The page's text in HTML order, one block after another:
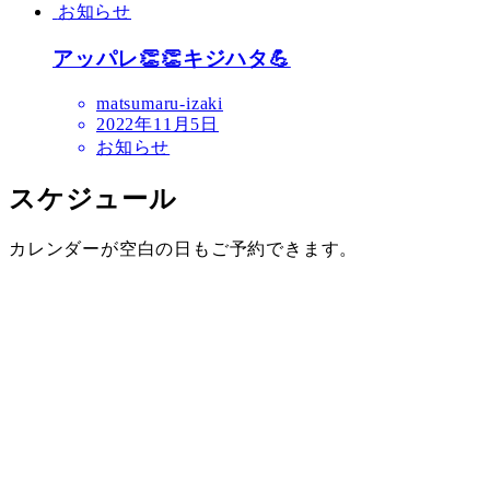
お知らせ
アッパレ👏👏キジハタ💪
matsumaru-izaki
2022年11月5日
お知らせ
スケジュール
カレンダーが空白の日もご予約できます。